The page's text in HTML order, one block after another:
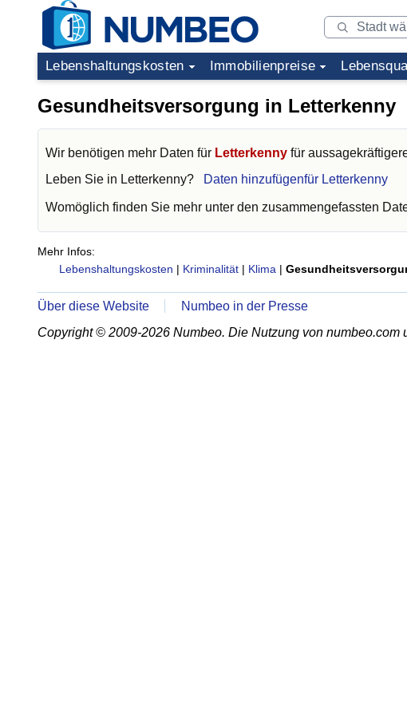
Lebenshaltungskosten Immobilienpreise
Gesundheitsversorgung in Letterkenny
Wir benötigen mehr Daten für Letterkenny für
Leben Sie in Letterkenny? Daten hinzufügenfür Letterkenny
Womöglich finden Sie mehr unter den zusammengefassten
Mehr Infos:
Lebenshaltungskosten | Kriminalität | Klima |
Über diese Website
Numbeo in der Presse
Copyright © 2009-2026 Numbeo. Die Nutzung von numbeo.com